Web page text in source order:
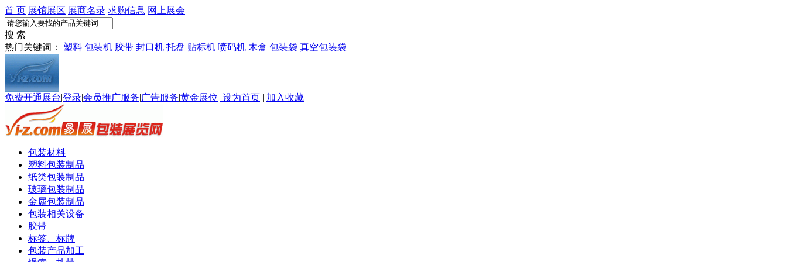
首 页 展馆展区 展商名录 求购信息 网上展会
搜 索
热门关键词： 塑料 包装机 胶带 封口机 托盘 贴标机 喷码机 木盒 包装袋 真空包装袋
免费开通展台|登录|会员推广服务|广告服务|黄金展位 设为首页 | 加入收藏
包装材料
塑料包装制品
纸类包装制品
玻璃包装制品
金属包装制品
包装相关设备
胶带
标签、标牌
包装产品加工